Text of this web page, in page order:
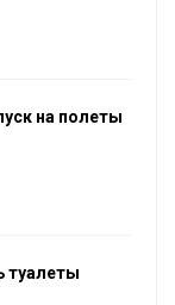
на полеты
туалеты